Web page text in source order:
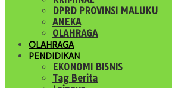
DPRD PROVINSI MALUKU
ANEKA
OLAHRAGA
OLAHRAGA
PENDIDIKAN
EKONOMI BISNIS
Tag Berita